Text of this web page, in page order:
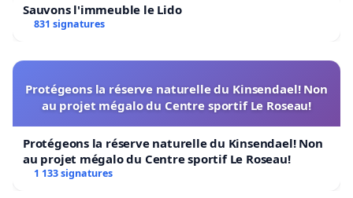
Sauvons l'immeuble le Lido
831 signatures
Protégeons la réserve naturelle du Kinsendael! Non
au projet mégalo du Centre sportif Le Roseau!
Protégeons la réserve naturelle du Kinsendael! Non
au projet mégalo du Centre sportif Le Roseau!
1 133 signatures